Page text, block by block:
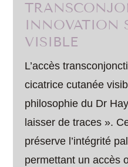
INNOVATION
VISIBLE
L’accès
cicatrice cutanée
philosophie du Dr
laisser de traces ».
préserve l’intégrité
permettant un accès